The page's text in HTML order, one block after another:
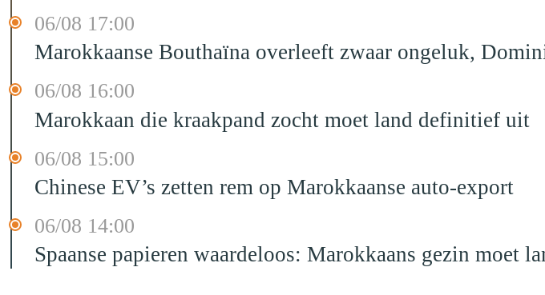
06/08 17:00
Marokkaanse Bouthaïna overleeft zwaar ongeluk,
06/08 16:00
Marokkaan die kraakpand zocht moet land definitief uit
06/08 15:00
Chinese EV’s zetten rem op Marokkaanse auto-export
06/08 14:00
Spaanse papieren waardeloos: Marokkaans gezin moet